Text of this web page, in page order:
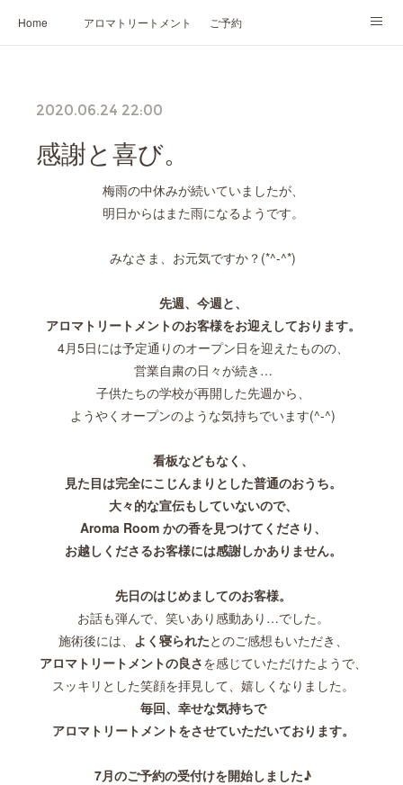
Home アロマトリートメント ご予約
プロフィール
2020.06.24 22:00
感謝と喜び。
梅雨の中休みが続いていましたが、
明日からはまた雨になるようです。
みなさま、お元気ですか？(*^-^*)
先週、今週と、
アロマトリートメントのお客様をお迎えしております。
4月5日には予定通りのオープン日を迎えたものの、
営業自粛の日々が続き…
子供たちの学校が再開した先週から、
ようやくオープンのような気持ちでいます(^-^)
看板などもなく、
見た目は完全にこじんまりとした普通のおうち。
大々的な宣伝もしていないので、
Aroma Room かの香を見つけてくださり、
お越しくださるお客様には感謝しかありません。
先日のはじめましてのお客様。
お話も弾んで、笑いあり感動あり…でした。
施術後には、 よく寝られたとのご感想もいただき、
アロマトリートメントの良さを感じていただけたようで、
スッキリとした笑顔を拝見して、嬉しくなりました。
毎回、幸せな気持ちで
アロマトリートメントをさせていただいております。
7月のご予約の受付けを開始しました♪